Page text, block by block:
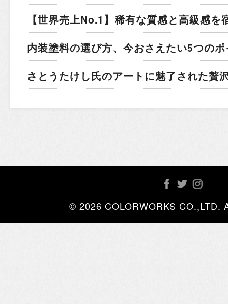
【世界売上No.1】稀有な質感と高級感を
内装塗料の選び方、今おさえたい5つの
さとうたけし氏のアートに魅了された贅
© 2026 COLORWORKS CO.,LTD.